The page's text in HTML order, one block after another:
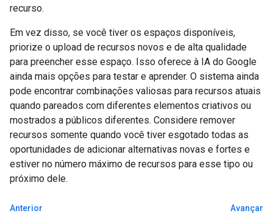
recurso.
Em vez disso, se você tiver os espaços disponíveis,
priorize o upload de recursos novos e de alta qualidade
para preencher esse espaço. Isso oferece à IA do Google
ainda mais opções para testar e aprender. O sistema ainda
pode encontrar combinações valiosas para recursos atuais
quando pareados com diferentes elementos criativos ou
mostrados a públicos diferentes. Considere remover
recursos somente quando você tiver esgotado todas as
oportunidades de adicionar alternativas novas e fortes e
estiver no número máximo de recursos para esse tipo ou
próximo dele.
Anterior
Avançar